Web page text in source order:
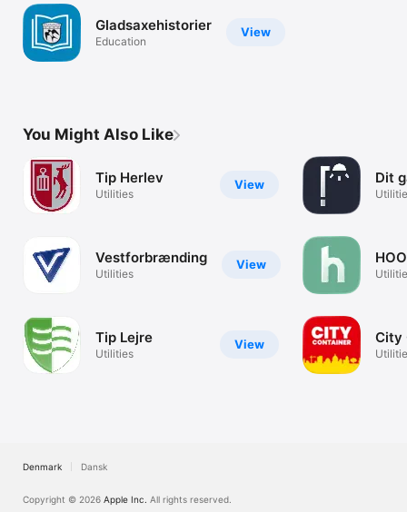
View
Gladsaxehistorier
Education
You Might Also Like
View
Tip Herlev
Utilities
View
Vestforbrænding
Utilities
View
Tip Lejre
Utilities
Dit
City
Denmark Dansk
Copyright © 2026 Apple Inc. All rights reserved.